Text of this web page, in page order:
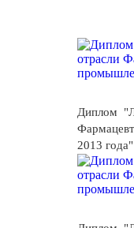
Диплом
2013 года"